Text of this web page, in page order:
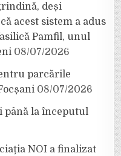
deși
acest sistem a adus
Pamfil, unul
08/07/2026
parcările
08/07/2026
până la începutul
NOI a finalizat